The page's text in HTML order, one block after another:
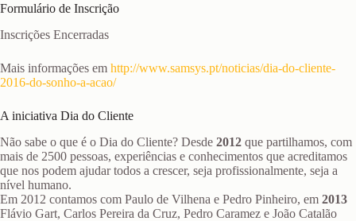
Formulário de Inscrição
Inscrições Encerradas
Mais informações em http://www.samsys.pt/noticias/dia-do-cliente-
2016-do-sonho-a-acao/
A iniciativa Dia do Cliente
Não sabe o que é o Dia do Cliente? Desde 2012 que partilhamos, com
mais de 2500 pessoas, experiências e conhecimentos que acreditamos
que nos podem ajudar todos a crescer, seja profissionalmente, seja a
nível humano.
Em 2012 contamos com Paulo de Vilhena e Pedro Pinheiro, em 2013
Flávio Gart, Carlos Pereira da Cruz, Pedro Caramez e João Catalão